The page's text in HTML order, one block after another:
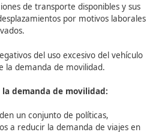
que deben utilizar por norma
una nueva red de